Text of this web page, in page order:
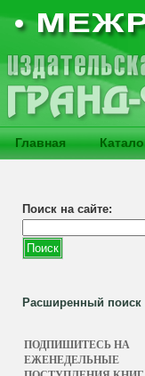
Главная
Поиск на сайте:
Расширенный поиск
ПОДПИШИТЕСЬ НА
ЕЖЕНЕДЕЛЬНЫЕ